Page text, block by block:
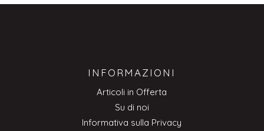
INFORMAZIONI
Articoli in Offerta
Su di noi
Informativa sulla Privacy